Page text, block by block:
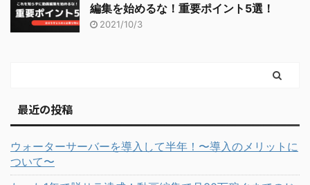
編集を始めるな！重要ポイント5選！
2021/10/3
最近の投稿
ウォーターサーバーを導入して半年！〜導入のメリットに
ついて〜